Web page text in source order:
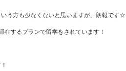
う方も少なくないと思いますが、朗報です☆
するプランで留学をされています！